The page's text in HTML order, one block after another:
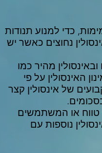
כדי למנוע תנודות
נחוצים כאשר יש
מהיר כמו
האינסולין על פי
של אינסולין קצר
טווח או המשתמשים
נוספות עם